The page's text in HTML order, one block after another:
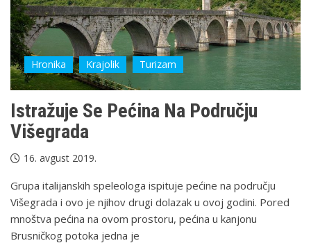
Hronika Krajolik Turizam
Istražuje Se Pećina Na Području
Višegrada
16. avgust 2019.
Grupa italijanskih speleologa ispituje pećine na području
Višegrada i ovo je njihov drugi dolazak u ovoj godini. Pored
mnoštva pećina na ovom prostoru, pećina u kanjonu
Brusničkog potoka jedna je